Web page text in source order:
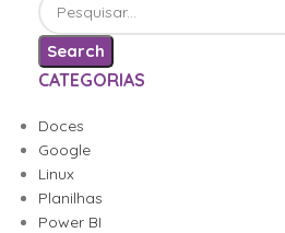
Search
CATEGORIAS
Doces
Google
Linux
Planilhas
Power BI